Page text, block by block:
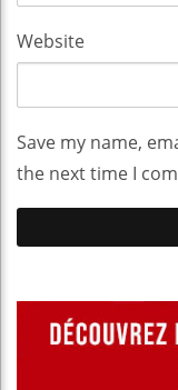
Website
Save my name,
the next time I